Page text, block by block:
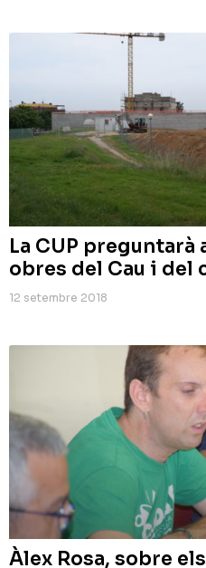
La CUP preguntarà
obres del Cau i del
12 setembre 2018
Àlex Rosa, sobre